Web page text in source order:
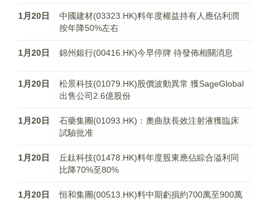
1月20日
中國建材(03323.HK)料年度權益持有人應佔利潤
按年降50%左右
1月20日 錦州銀行(00416.HK)今早停牌 待發佈相關消息
1月20日
松景科技(01079.HK)股價波動異常 獲SageGlobal
出售公司2.6億股份
1月20日
石藥集團(01093.HK)：奧曲肽長效注射液獲臨床
試驗批准
1月20日
丘鈦科技(01478.HK)料年度股東應佔綜合溢利同
比降70%至80%
1月20日
恒和集團(00513.HK)料中期虧損約700萬至900萬